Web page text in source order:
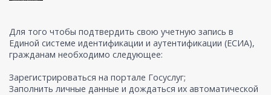
Для того чтобы подтвердить свою учетную запись в
Единой системе идентификации и аутентификации (ЕСИА),
гражданам необходимо следующее:
Зарегистрироваться на портале Госуслуг;
Заполнить личные данные и дождаться их автоматической